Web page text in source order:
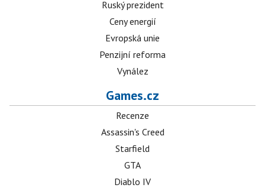
Ruský prezident
Ceny energií
Evropská unie
Penzijní reforma
Vynález
Games.cz
Recenze
Assassin's Creed
Starfield
GTA
Diablo IV